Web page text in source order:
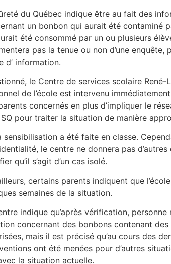
du Québec indique être au fait des
un bonbon qui aurait été contaminé
été consommé par un ou plusieurs
pas la tenue ou non d’une enquête,
d’ information.
le Centre de services scolaire René-
de l’école est intervenu
concernés en plus d’impliquer le
pour traiter la situation de manière
sensibilisation a été faite en classe.
le centre ne donnera pas
qu’il s’agit d’un cas isolé.
certains parents indiquent que
semaines de la situation.
indique qu’après vérification, personne
concernant des bonbons contenant des
mais il est précisé qu’au cours des
ont été menées pour d’autres
la situation actuelle.